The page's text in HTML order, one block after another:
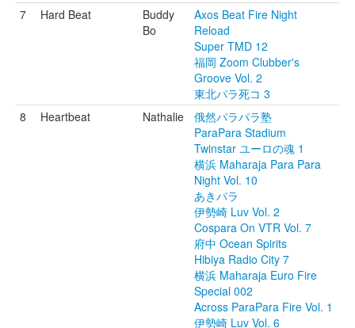
7
Hard Beat
Buddy
Bo
Axos Beat Fire Night
Reload
Super TMD 12
福岡 Zoom Clubber's
Groove Vol. 2
東北パラ死コ 3
8
Heartbeat Nathalie
俄然パラパラ塾
ParaPara Stadium
Twinstar ユーロの魂 1
横浜 Maharaja Para Para
Night Vol. 10
あきパラ
伊勢崎 Luv Vol. 2
Cospara On VTR Vol. 7
府中 Ocean Spirits
Hibiya Radio City 7
横浜 Maharaja Euro Fire
Special 002
Across ParaPara Fire Vol. 1
伊勢崎 Luv Vol. 6